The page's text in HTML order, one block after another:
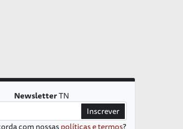
NewsletterTN
Inscrever